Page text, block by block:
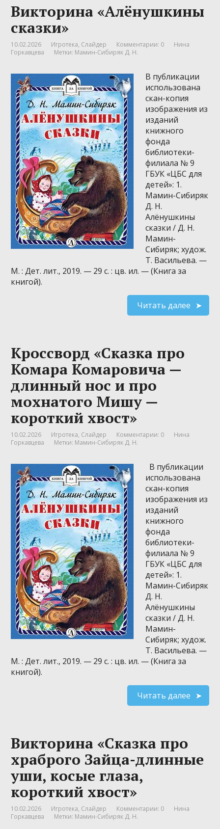
Викторина «Алёнушкины
сказки»
10.02.2026 Игротека, Слайдер Комментарии: 0
Нина
Горкавцева
Метки: Мамин-Сибиряк Д. Н.
В публикации
использована
скан-копия
изображения из
изданий
книжного
фонда
библиотеки-
филиала № 9
ГБУК «ЦБС для
детей»: 1.
Мамин-Сибиряк
Д. Н.
Алёнушкины
сказки / Д. Н.
Мамин-
Сибиряк; худож.
Т. Васильева. —
М. : Дет. лит., 2019. — 29 с. : цв. ил. — (Книга за
книгой).
Читать далее
Кроссворд «Сказка про
Комара Комаровича —
длинный нос и про
мохнатого Мишу —
короткий хвост»
10.02.2026 Игротека, Слайдер Комментарии: 0
Нина
Горкавцева
Метки: Мамин-Сибиряк Д. Н.
В публикации
использована
скан-копия
изображения из
изданий
книжного
фонда
библиотеки-
филиала № 9
ГБУК «ЦБС для
детей»: 1.
Мамин-Сибиряк
Д. Н.
Алёнушкины
сказки / Д. Н.
Мамин-
Сибиряк; худож.
Т. Васильева. —
М. : Дет. лит., 2019. — 29 с. : цв. ил. — (Книга за
книгой).
Читать далее
Викторина «Сказка про
храброго Зайца-длинные
уши, косые глаза,
короткий хвост»
10.02.2026 Игротека, Слайдер Комментарии: 0
Нина
Горкавцева
Метки: Мамин-Сибиряк Д. Н.